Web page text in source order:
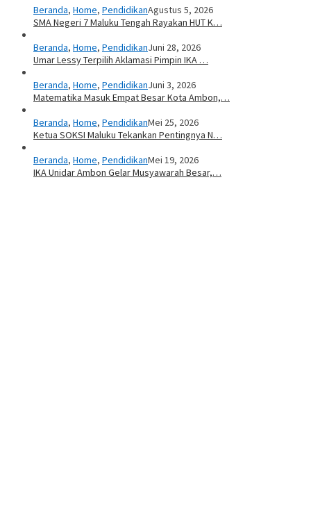
Beranda, Home, PendidikanAgustus 5, 2026
SMA Negeri 7 Maluku Tengah Rayakan HUT K…
Beranda, Home, PendidikanJuni 28, 2026
Umar Lessy Terpilih Aklamasi Pimpin IKA …
Beranda, Home, PendidikanJuni 3, 2026
Matematika Masuk Empat Besar Kota Ambon,…
Beranda, Home, PendidikanMei 25, 2026
Ketua SOKSI Maluku Tekankan Pentingnya N…
Beranda, Home, PendidikanMei 19, 2026
IKA Unidar Ambon Gelar Musyawarah Besar,…